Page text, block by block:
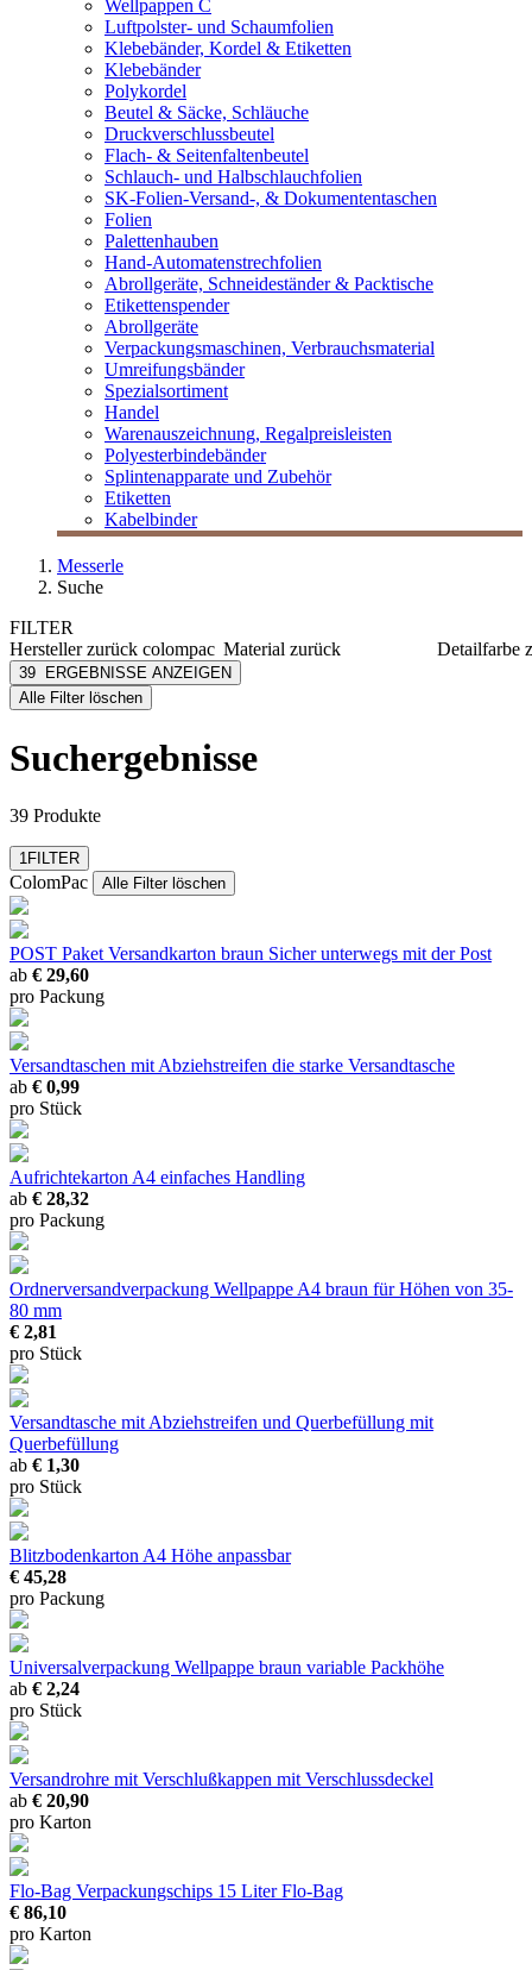
Wellpappen C
Luftpolster- und Schaumfolien
Klebebänder, Kordel & Etiketten
Klebebänder
Polykordel
Beutel & Säcke, Schläuche
Druckverschlussbeutel
Flach- & Seitenfaltenbeutel
Schlauch- und Halbschlauchfolien
SK-Folien-Versand-, & Dokumententaschen
Folien
Palettenhauben
Hand-Automatenstrechfolien
Abrollgeräte, Schneideständer & Packtische
Etikettenspender
Abrollgeräte
Verpackungsmaschinen, Verbrauchsmaterial
Umreifungsbänder
Spezialsortiment
Handel
Warenauszeichnung, Regalpreisleisten
Polyesterbindebänder
Splintenapparate und Zubehör
Etiketten
Kabelbinder
Messerle
Suche
FILTER
Herstellerzurück colompac
ColomPac
[e] one
3M
mehr anzeigen
Material zurück
Detailfarbe
39
ERGEBNISSE ANZEIGEN
Alle Filter löschen
Suchergebnisse
39 Produkte
1FILTER
ColomPac Alle Filter löschen
POST Paket Versandkarton braun Sicher unterwegs mit der Post
ab € 29,60
pro Packung
Versandtaschen mit Abziehstreifen die starke Versandtasche
ab € 0,99
pro Stück
Aufrichtekarton A4 einfaches Handling
ab € 28,32
pro Packung
Ordnerversandverpackung Wellpappe A4 braun für Höhen von 35-
80 mm
€ 2,81
pro Stück
Versandtasche mit Abziehstreifen und Querbefüllung mit
Querbefüllung
ab € 1,30
pro Stück
Blitzbodenkarton A4 Höhe anpassbar
€ 45,28
pro Packung
Universalverpackung Wellpappe braun variable Packhöhe
ab € 2,24
pro Stück
Versandrohre mit Verschlußkappen mit Verschlussdeckel
ab € 20,90
pro Karton
Flo-Bag Verpackungschips 15 Liter Flo-Bag
€ 86,10
pro Karton